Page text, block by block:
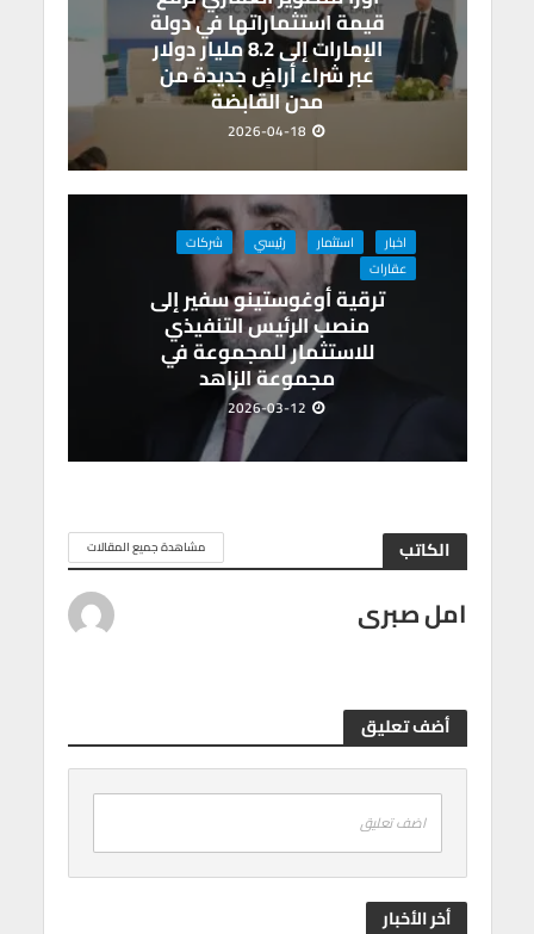
قيمة استثماراتها في دولة
الإمارات إلى 8.2 مليار دولار
عبر شراء أراضٍ جديدة من
مدن القابضة
2026-04-18
اخبار استثمار رئيسي
شركات
عقارات
ترقية أوغوستينو سفير إلى
منصب الرئيس التنفيذي
للاستثمار للمجموعة في
مجموعة الزاهد
2026-03-12
الكاتب مشاهدة جميع المقالات
امل صبرى
أضف تعليق
اضف تعليق
أخر الأخبار